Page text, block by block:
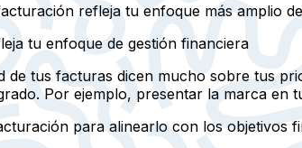
refleja tu enfoque más amplio
tu enfoque de gestión financiera
de tus facturas dicen mucho sobre tus
Por ejemplo, presentar la marca
para alinearlo con los objetivos